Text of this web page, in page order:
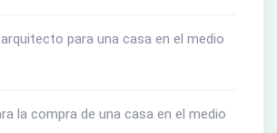
para una casa en el medio
la compra de una casa en el medio